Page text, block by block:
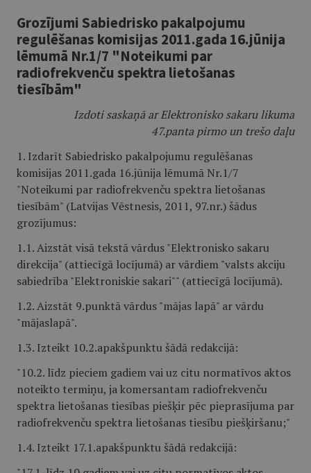
Grozījumi Sabiedrisko pakalpojumu
regulēšanas komisijas 2011.gada 16.jūnija
lēmumā Nr.1/7 "Noteikumi par
radiofrekvenču spektra lietošanas
tiesībām"
Izdoti saskaņā ar Elektronisko sakaru likuma
47.panta pirmo un trešo daļu
1. Izdarīt Sabiedrisko pakalpojumu regulēšanas
komisijas 2011.gada 16.jūnija lēmumā Nr.1/7
"Noteikumi par radiofrekvenču spektra lietošanas
tiesībām" (Latvijas Vēstnesis, 2011, 97.nr.) šādus
grozījumus:
1.1. Aizstāt visā tekstā vārdus "Elektronisko sakaru
direkcija" (attiecīgā locījumā) ar vārdiem "valsts akciju
sabiedrība "Elektroniskie sakari"" (attiecīgā locījumā).
1.2. Aizstāt 9.punktā vārdus "mājas lapā" ar vārdu
"mājaslapā".
1.3. Izteikt 10.2.apakšpunktu šādā redakcijā:
"10.2. līdz pieciem gadiem vai uz citu normatīvos aktos
noteikto termiņu, ja komersantam radiofrekvenču
spektra lietošanas tiesības piešķir pēc pieprasījuma par
radiofrekvenču spektra lietošanas tiesību piešķiršanu;"
1.4. Izteikt 17.1.apakšpunktu šādā redakcijā: